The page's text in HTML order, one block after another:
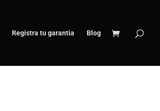
Registra tu garantia Blog